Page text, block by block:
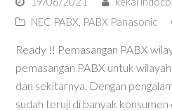
NEC PABX PABX Panasonic
Ready !! Pemasangan PABX
pemasangan PABX untuk
dan sekitarnya. Dengan
sudah teruji di banyak